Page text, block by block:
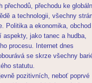
přechodů, přechodu ke
a technologii, všechny
Politika a ekonomika,
jako tanec a hudba,
procesu. Internet dnes
se skrze všechny
statutu.
pozitivních, neboť poprvé